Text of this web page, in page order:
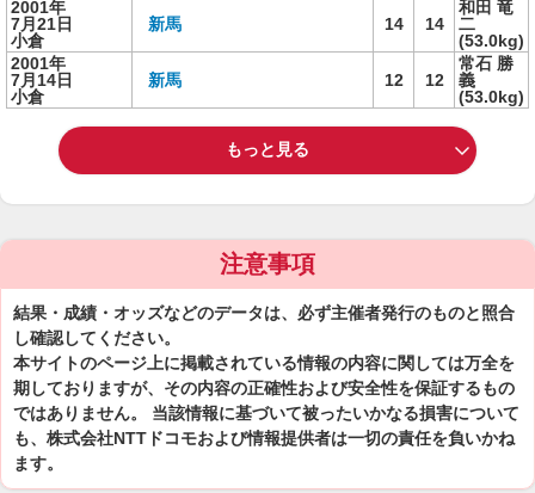
2001年
7月21日
小倉
新馬 14 14
和田 竜
二
(53.0kg)
2001年
7月14日
小倉
新馬 12 12
常石 勝
義
(53.0kg)
もっと見る
注意事項
結果・成績・オッズなどのデータは、必ず主催者発行のものと照合
し確認してください。
本サイトのページ上に掲載されている情報の内容に関しては万全を
期しておりますが、その内容の正確性および安全性を保証するもの
ではありません。 当該情報に基づいて被ったいかなる損害について
も、株式会社NTTドコモおよび情報提供者は一切の責任を負いかね
ます。